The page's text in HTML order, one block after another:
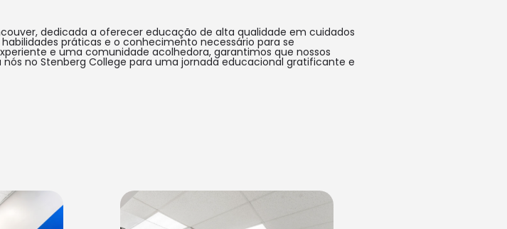
dedicada a oferecer educação de alta qualidade em cuidados
práticas e o conhecimento necessário para se
e uma comunidade acolhedora, garantimos que nossos
no Stenberg College para uma jornada educacional gratificante e